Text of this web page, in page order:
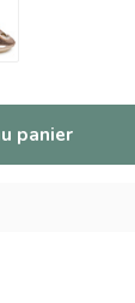
panier